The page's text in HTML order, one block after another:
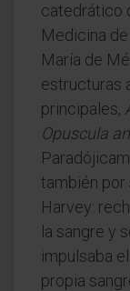
catedrático
Medicina
María de
estructuras
principales,
Opuscula
también por
Harvey:
la sangre y
impulsaba
propia